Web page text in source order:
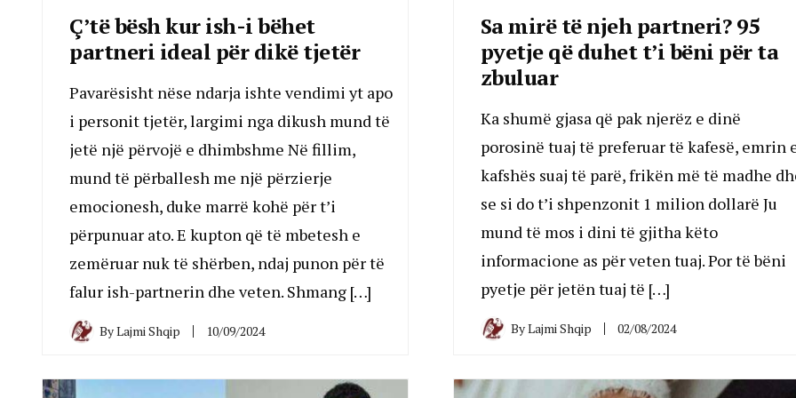
Ç’të bësh kur ish-i bëhet
partneri ideal për dikë tjetër
Pavarësisht nëse ndarja ishte vendimi yt apo
i personit tjetër, largimi nga dikush mund të
jetë një përvojë e dhimbshme Në fillim,
mund të përballesh me një përzierje
emocionesh, duke marrë kohë për t’i
përpunuar ato. E kupton që të mbetesh e
zemëruar nuk të shërben, ndaj punon për të
falur ish-partnerin dhe veten. Shmang […]
ByLajmi Shqip 10/09/2024
Sa mirë të njeh partneri? 95
pyetje që duhet t’i bëni për ta
zbuluar
Ka shumë gjasa që pak njerëz e dinë
porosinë tuaj të preferuar të kafesë, emrin
kafshës suaj të parë, frikën më të madhe
se si do t’i shpenzonit 1 milion dollarë Ju
mund të mos i dini të gjitha këto
informacione as për veten tuaj. Por të bëni
pyetje për jetën tuaj të […]
ByLajmi Shqip 02/08/2024